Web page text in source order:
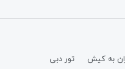
به کیش
تور دبی